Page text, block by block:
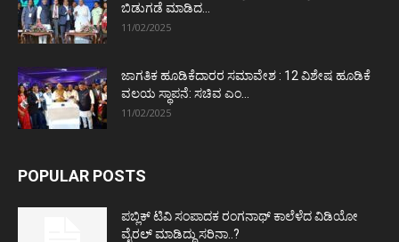
ಬಿಡುಗಡೆ ಮಾಡಿದ...
11/02/2025
ಜಾಗತಿಕ ಹೂಡಿಕೆದಾರರ ಸಮಾವೇಶ : 12 ವಿಶೇಷ ಹೂಡಿಕೆ
ವಲಯ ಸ್ಥಾಪನೆ: ಸಚಿವ ಎಂ...
11/02/2025
POPULAR POSTS
ಪಬ್ಲಿಕ್ ಟಿವಿ ಸಂಪಾದಕ ರಂಗನಾಥ್ ಕಾಲೆಳೆದ ವಿಡಿಯೋ
ವೈರಲ್ ಮಾಡಿದ್ದು ಸರಿನಾ..?